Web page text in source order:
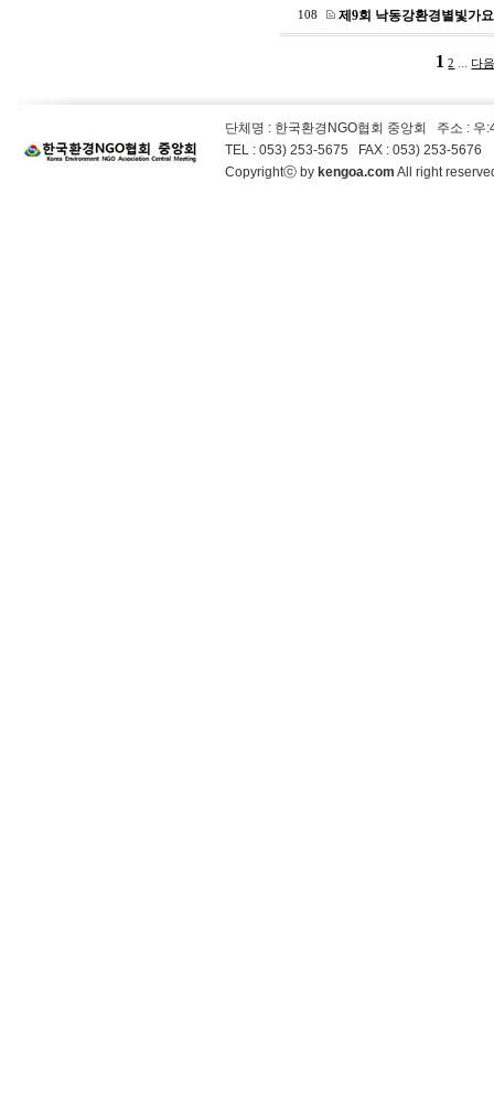
108 제9회 낙동강환경별빛가
1 2 ... 다
단체명 : 한국환경NGO협회 중앙회 주소 : 우
TEL : 053) 253-5675 FAX : 053) 253-5676
Copyrightⓒ by kengoa.com All right